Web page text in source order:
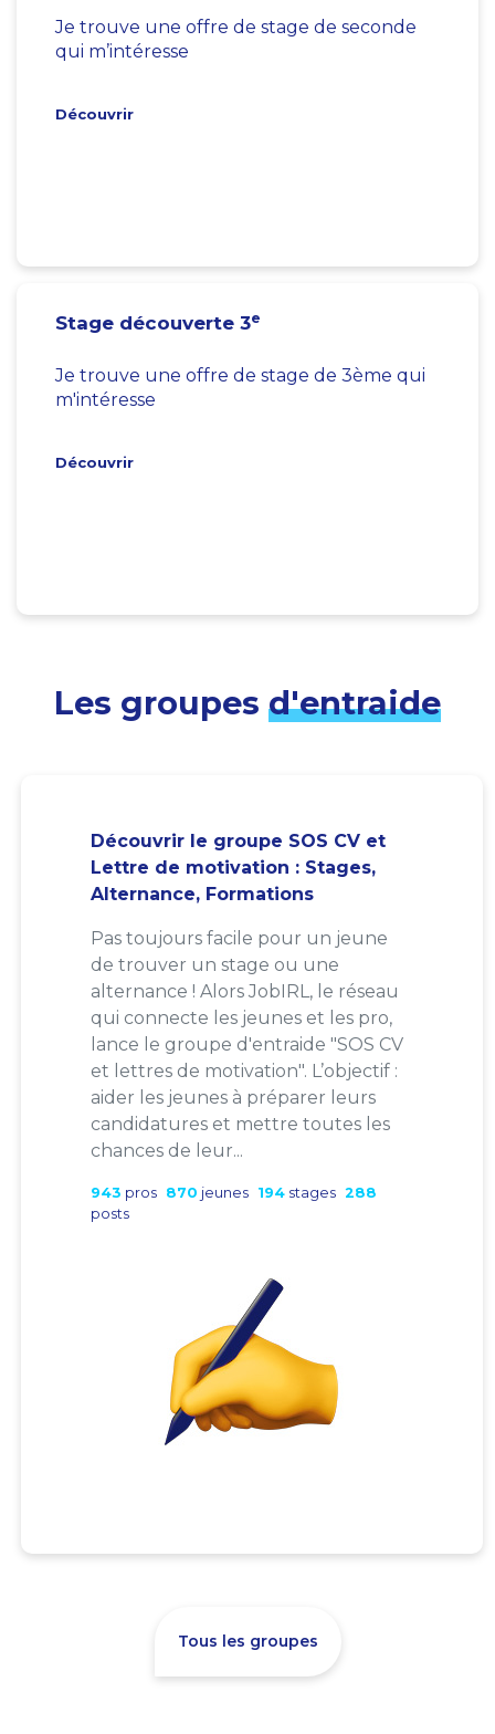
Je trouve une offre de stage de seconde
qui m’intéresse
Découvrir
Stage découverte 3e
Je trouve une offre de stage de 3ème qui
m'intéresse
Découvrir
Les groupes d'entraide
Découvrir le groupe SOS CV et
Lettre de motivation : Stages,
Alternance, Formations
Pas toujours facile pour un jeune
de trouver un stage ou une
alternance ! Alors JobIRL, le réseau
qui connecte les jeunes et les pro,
lance le groupe d'entraide "SOS CV
et lettres de motivation". L’objectif :
aider les jeunes à préparer leurs
candidatures et mettre toutes les
chances de leur...
943 pros 870 jeunes 194 stages 288
posts
Tous les groupes